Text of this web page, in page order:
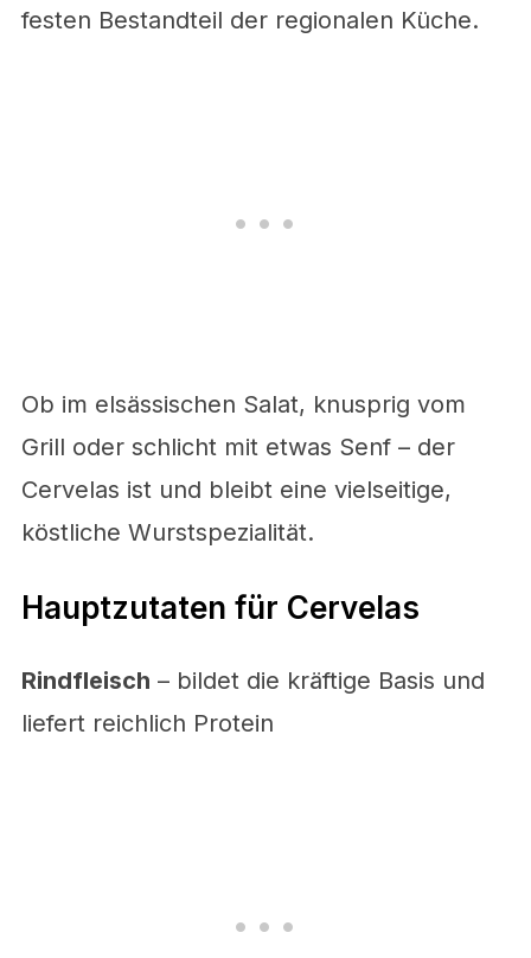
festen Bestandteil der regionalen Küche.
Ob im elsässischen Salat, knusprig vom
Grill oder schlicht mit etwas Senf – der
Cervelas ist und bleibt eine vielseitige,
köstliche Wurstspezialität.
Hauptzutaten für Cervelas
Rindfleisch – bildet die kräftige Basis und
liefert reichlich Protein